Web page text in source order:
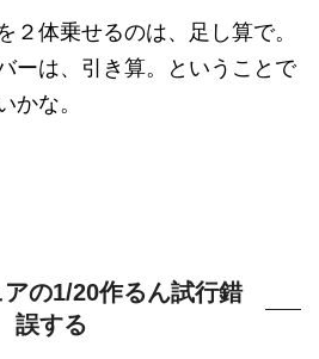
２体乗せるのは、足し算で。
ーは、引き算。ということで
かな。
の1/20作るん試行錯
誤する